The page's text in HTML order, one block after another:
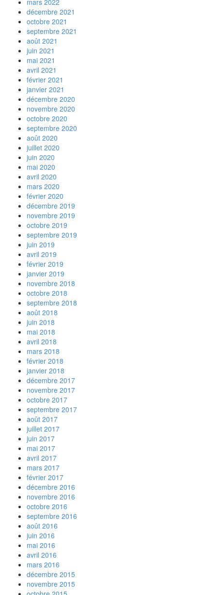
mars 2022
décembre 2021
octobre 2021
septembre 2021
août 2021
juin 2021
mai 2021
avril 2021
février 2021
janvier 2021
décembre 2020
novembre 2020
octobre 2020
septembre 2020
août 2020
juillet 2020
juin 2020
mai 2020
avril 2020
mars 2020
février 2020
décembre 2019
novembre 2019
octobre 2019
septembre 2019
juin 2019
avril 2019
février 2019
janvier 2019
novembre 2018
octobre 2018
septembre 2018
août 2018
juin 2018
mai 2018
avril 2018
mars 2018
février 2018
janvier 2018
décembre 2017
novembre 2017
octobre 2017
septembre 2017
août 2017
juillet 2017
juin 2017
mai 2017
avril 2017
mars 2017
février 2017
décembre 2016
novembre 2016
octobre 2016
septembre 2016
août 2016
juin 2016
mai 2016
avril 2016
mars 2016
décembre 2015
novembre 2015